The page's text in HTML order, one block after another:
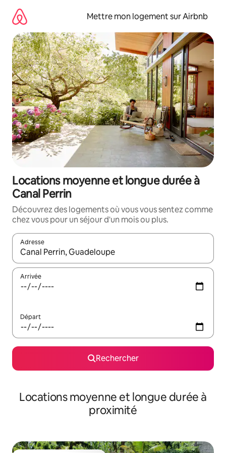
directement
contenu
Mettre mon logement sur Airbnb
Locations moyenne et longue durée à
Canal Perrin
Découvrez des logements où vous vous sentez comme
chez vous pour un séjour d'un mois ou plus.
Adresse
Lorsque les résultats s'affichent, utilisez les flèches vers le
Arrivée
Départ
Rechercher
Locations moyenne et longue durée à
proximité